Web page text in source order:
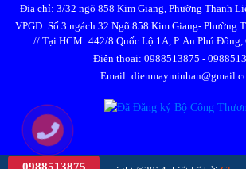
Địa chỉ: 3/32 ngõ 858 Kim Giang, Phường Thanh
VPGD: Số 3 ngách 32 Ngõ 858 Kim Giang- Phường
// Tại HCM: 442/8 Quốc Lộ 1A, P. An Phú Đông,
Điện thoại: 0988513875 -
Email: